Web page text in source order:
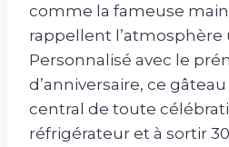
comme la fameuse
rappellent l’atmosphère
Personnalisé avec le
d’anniversaire, ce
central de toute
réfrigérateur et à sortir